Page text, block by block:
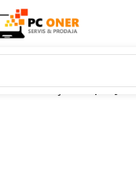
USB uredaji USB punjaci